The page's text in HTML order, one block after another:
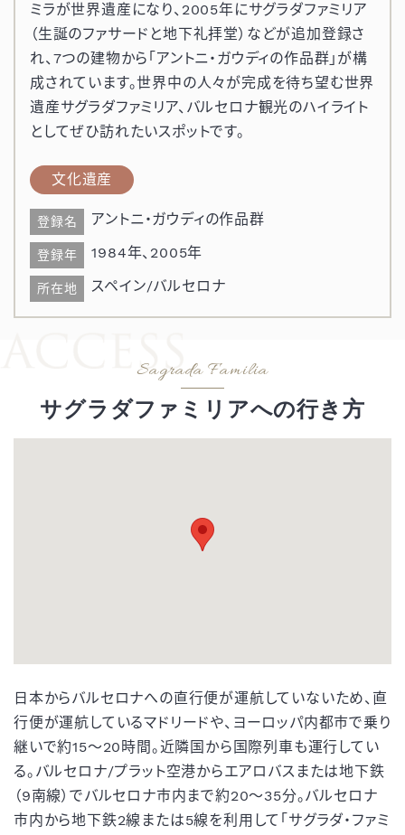
ミラが世界遺産になり、2005年にサグラダファミリア
（生誕のファサードと地下礼拝堂）などが追加登録さ
れ、7つの建物から「アントニ・ガウディの作品群」が構
成されています。世界中の人々が完成を待ち望む世界
遺産サグラダファミリア、バルセロナ観光のハイライト
としてぜひ訪れたいスポットです。
文化遺産
登録名 アントニ・ガウディの作品群
登録年 1984年、2005年
所在地 スペイン/バルセロナ
サグラダファミリアへの行き方
日本からバルセロナへの直行便が運航していないため、直
行便が運航しているマドリードや、ヨーロッパ内都市で乗り
継いで約15～20時間。近隣国から国際列車も運行してい
る。バルセロナ/プラット空港からエアロバスまたは地下鉄
（9南線）でバルセロナ市内まで約20～35分。バルセロナ
市内から地下鉄2線または5線を利用して「サグラダ・ファミ